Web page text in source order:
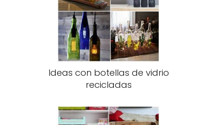
Ideas con botellas de vidrio
recicladas